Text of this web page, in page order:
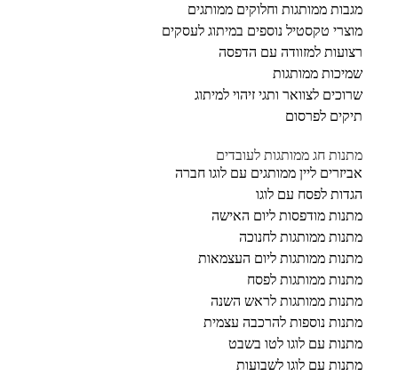
מגבות ממותגות וחלוקים ממותגים
מוצרי טקסטיל נוספים במיתוג לעסקים
רצועות למזוודה עם הדפסה
שמיכות ממותגות
שרוכים לצוואר ותגי זיהוי למיתוג
תיקים לפרסום
מתנות חג ממותגות לעובדים
אביזרים ליין ממותגים עם לוגו חברה
הגדות לפסח עם לוגו
מתנות מודפסות ליום האישה
מתנות ממותגות לחנוכה
מתנות ממותגות ליום העצמאות
מתנות ממותגות לפסח
מתנות ממותגות לראש השנה
מתנות נוספות להרכבה עצמית
מתנות עם לוגו לטו בשבט
מתנות עם לוגו לשבועות